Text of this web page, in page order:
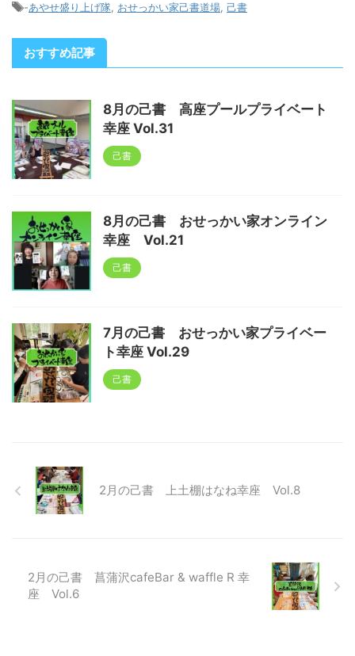
-あやせ盛り上げ隊 おせっかい家己書道場 己書
おすすめ記事
8月の己書 高座プールプライベート
幸座 Vol.31
己書
8月の己書 おせっかい家オンライン
幸座 Vol.21
己書
7月の己書 おせっかい家プライベー
ト幸座 Vol.29
己書
2月の己書 上土棚はなね幸座 Vol.8
2月の己書 菖蒲沢cafeBar & waffle R 幸
座 Vol.6